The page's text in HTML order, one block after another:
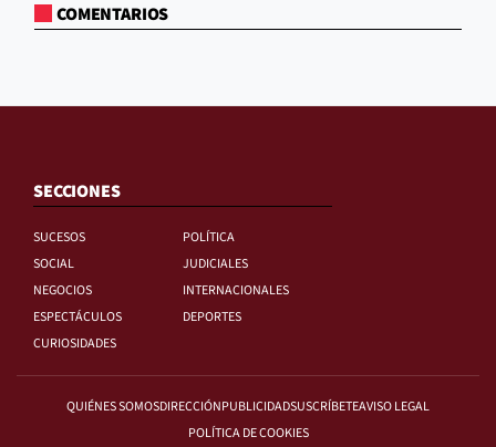
COMENTARIOS
SECCIONES
SUCESOS
POLÍTICA
SOCIAL
JUDICIALES
NEGOCIOS
INTERNACIONALES
ESPECTÁCULOS
DEPORTES
CURIOSIDADES
QUIÉNES SOMOSDIRECCIÓNPUBLICIDADSUSCRÍBETEAVISO LEGAL
POLÍTICA DE COOKIES